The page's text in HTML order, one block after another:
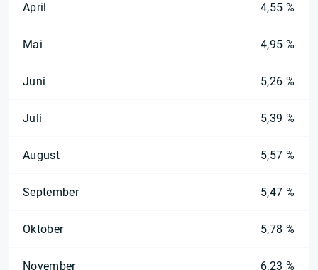
April 4,55 %
Mai 4,95 %
Juni 5,26 %
Juli 5,39 %
August 5,57 %
September 5,47 %
Oktober 5,78 %
November 6,23 %